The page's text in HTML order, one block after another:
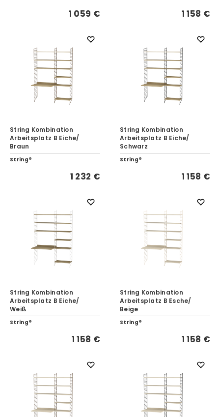
1 059 € 1 158 €
String Kombination
Arbeitsplatz B Eiche/
Braun
String®
1 232 €
String Kombination
Arbeitsplatz B Eiche/
Schwarz
String®
1 158 €
String Kombination
Arbeitsplatz B Eiche/
Weiß
String®
1 158 €
String Kombination
Arbeitsplatz B Esche/
Beige
String®
1 158 €